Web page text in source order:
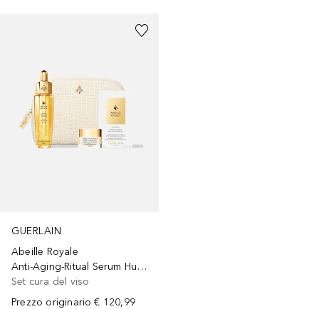
GUERLAIN
Abeille Royale
Anti-Aging-Ritual Serum Huile-en-Eau Jeunesse
Set cura del viso
Prezzo originario € 120,99